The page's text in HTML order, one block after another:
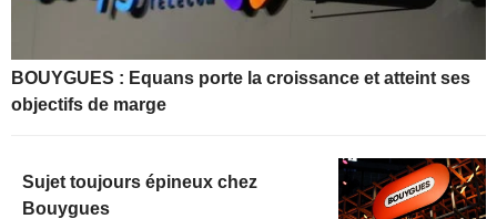
BOUYGUES : Equans porte la croissance et atteint ses
objectifs de marge
Sujet toujours épineux chez
Bouygues